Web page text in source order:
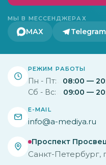
МЫ В МЕССЕНДЖЕРАХ
МАХ Telegram
РЕЖИМ РАБОТЫ
Пн - Пт:
08:00 —
Сб - Вс:
09:00 —
E-MAIL
info@a-mediya.ru
Проспект
Санкт-Петербург,